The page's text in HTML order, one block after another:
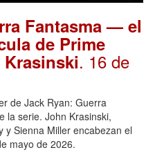
Fantasma — el
de Prime
. 16 de
de Jack Ryan: Guerra
la serie. John Krasinski,
y Sienna Miller encabezan el
mayo de 2026.